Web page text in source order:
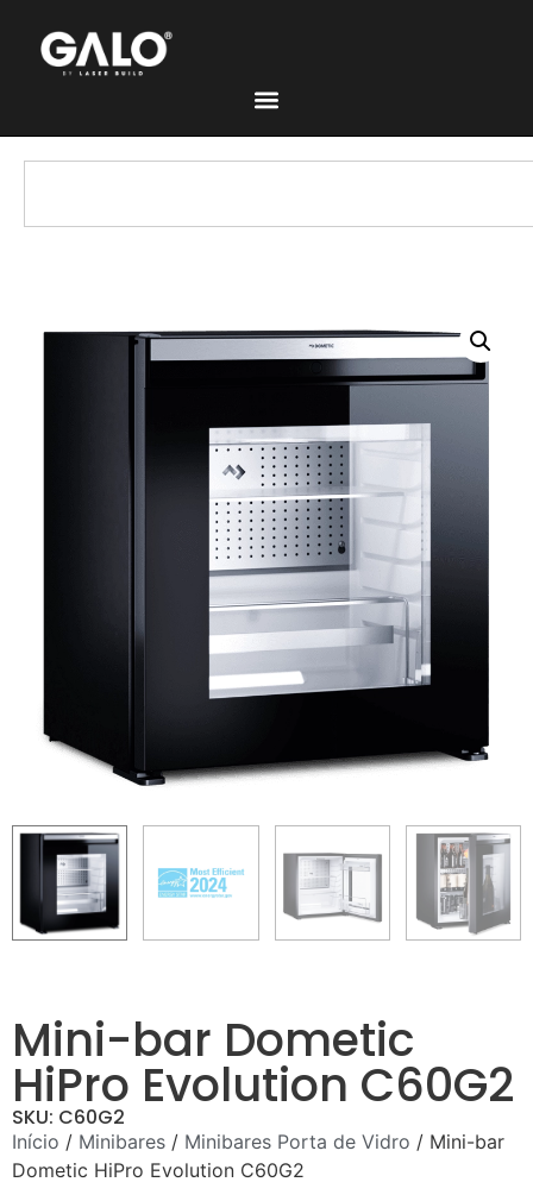
Mini-bar Dometic
HiPro Evolution C60G2
SKU: C60G2
Início / Minibares / Minibares Porta de Vidro / Mini-bar
Dometic HiPro Evolution C60G2